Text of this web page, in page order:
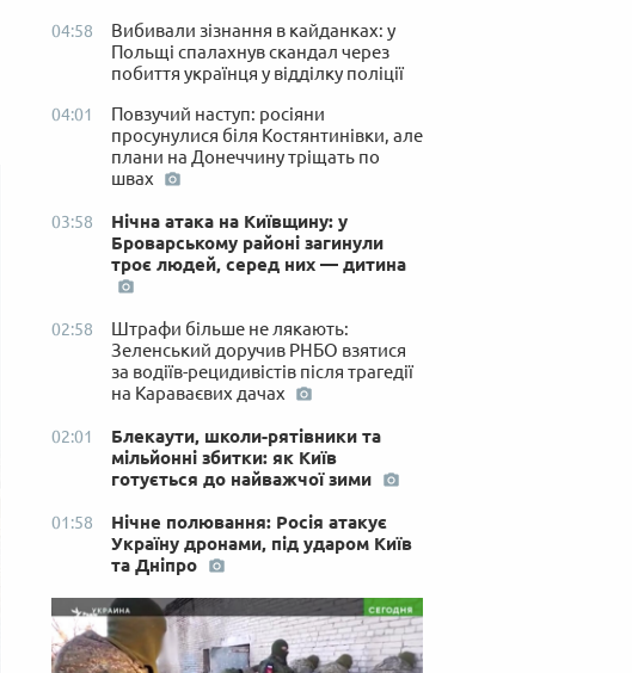
04:58
Вибивали зізнання в кайданках: у
Польщі спалахнув скандал через
побиття українця у відділку поліції
04:01
Повзучий наступ: росіяни
просунулися біля Костянтинівки, але
плани на Донеччину тріщать по
швах
03:58
Нічна атака на Київщину: у
Броварському районі загинули
троє людей, серед них — дитина
02:58
Штрафи більше не лякають:
Зеленський доручив РНБО взятися
за водіїв-рецидивістів після трагедії
на Караваєвих дачах
02:01
Блекаути, школи-рятівники та
мільйонні збитки: як Київ
готується до найважчої зими
01:58
Нічне полювання: Росія атакує
Україну дронами, під ударом Київ
та Дніпро